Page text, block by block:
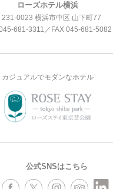
ローズホテル横浜
231-0023 横浜市中区 山下町77
681-3311 ／FAX 045-681-5082
カジュアルでモダンなホテル
公式SNSはこちら